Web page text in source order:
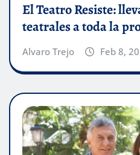
El Teatro Resiste:
teatrales a toda la
Alvaro Trejo Feb 8,